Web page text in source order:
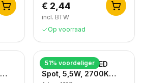
€ 2,44
incl. BTW
Op voorraad
51% voordeliger
Dimbare GU10 LED
Spot, 5,5W, 2700K